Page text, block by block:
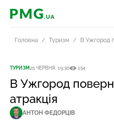
PMG.ua
Головна Туризм В Ужгород
ТУРИЗМ25 ЧЕРВНЯ, 19:30 154
В Ужгород
атракція
АНТОН ФЕДОРЦІВ